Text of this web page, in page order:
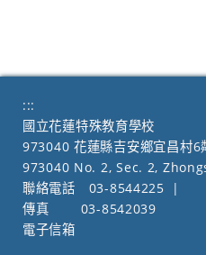
:::
國立花蓮特殊教育學校
973040 花蓮縣吉安鄉宜昌村
973040 No. 2, Sec. 2,
聯絡電話
03-8544225
|
傳真
03-8542039
電子信箱